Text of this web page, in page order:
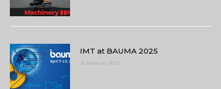
IMT at BAUMA 2025
26 Februar 2025